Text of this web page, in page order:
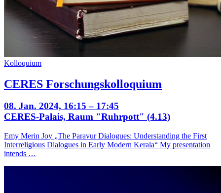
Kolloquium
CERES Forschungskolloquium
08. Jan. 2024, 16:15 – 17:45
CERES-Palais, Raum "Ruhrpott" (4.13)
Emy Merin Joy „The Paravur Dialogues: Understanding the First
Interreligious Dialogues in Early Modern Kerala“ My presentation
intends …